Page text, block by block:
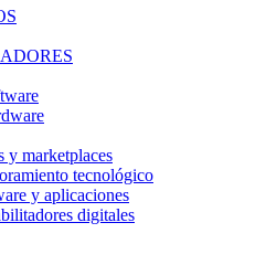
y marketplaces
tecnológico
y aplicaciones
digitales